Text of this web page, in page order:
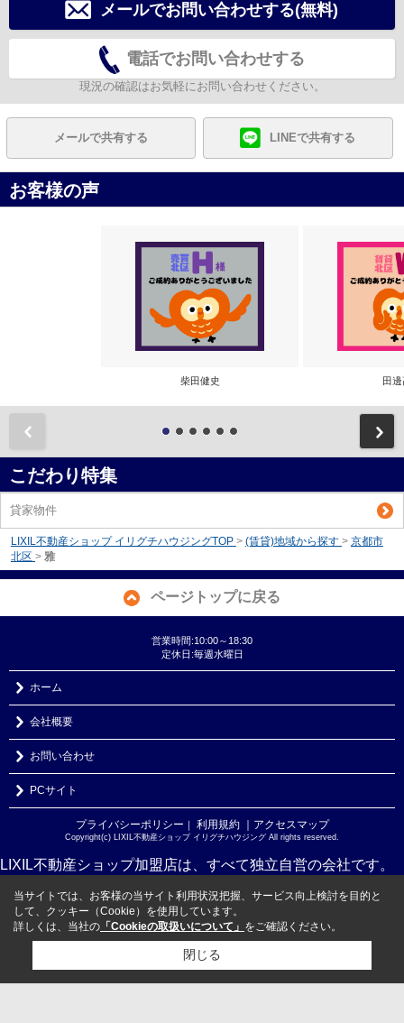
メールでお問い合わせする(無料)
電話でお問い合わせする
現況の確認はお気軽にお問い合わせください。
メールで共有する LINEで共有する
お客様の声
柴田健史 田
こだわり特集
貸家物件
LIXIL不動産ショップ イリグチハウジングTOP > (賃貸)地域から探す > 京都市
北区 > 雅
ページトップに戻る
営業時間:10:00～18:30
定休日:毎週水曜日
ホーム
会社概要
お問い合わせ
PCサイト
プライバシーポリシー 利用規約 ｜アクセスマップ
Copyright(c) LIXIL不動産ショップ イリグチハウジング All rights reserved.
LIXIL不動産ショップ加盟店は、すべて独立自営の会社です。
当サイトでは、お客様の当サイト利用状況把握、サービス向上検討を目的と
して、クッキー（Cookie）を使用しています。
詳しくは、当社の 「Cookieの取扱いについて」 をご確認ください。
閉じる